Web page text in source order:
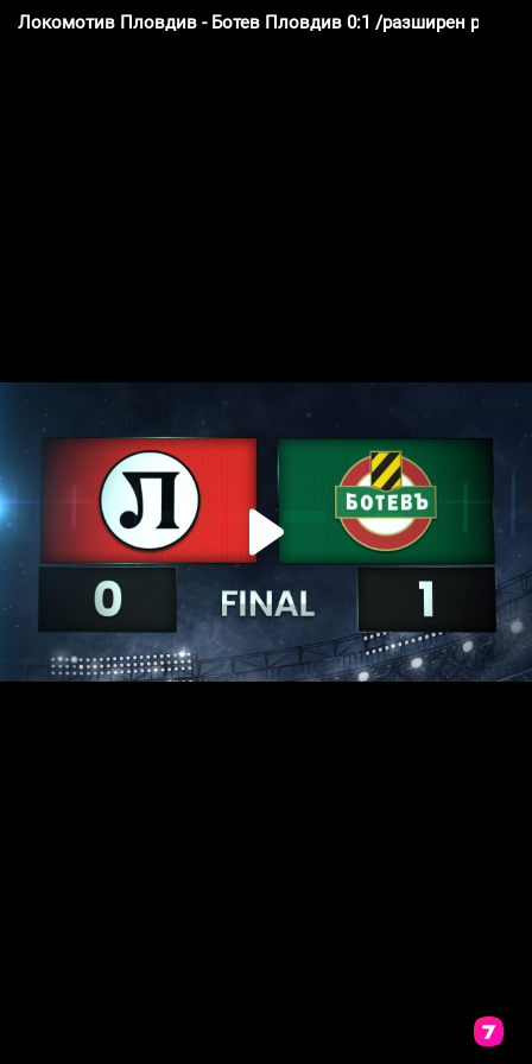
Локомотив Пловдив - Ботев Пловдив 0:1 /разширен